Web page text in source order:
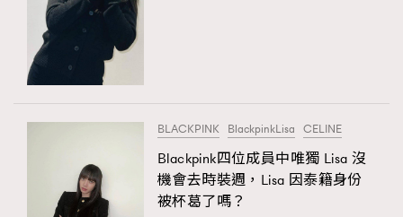
BLACKPINK BlackpinkLisa CELINE
Blackpink四位成員中唯獨 Lisa 沒
機會去時裝週，Lisa 因泰籍身份
被杯葛了嗎？